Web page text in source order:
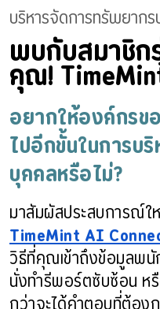
บริหารจัดการทรัพยาก
พบกับสมาชิ
คุณ!
อยากให้องค์กร
ไปอีกขั้นในการบ
บุคคลหรือไม่?
TimeMint AI
วิธีที่คุณเข้าถึงข้อมูลพ
นั่งทำรีพอร์ตซับซ้อน ห